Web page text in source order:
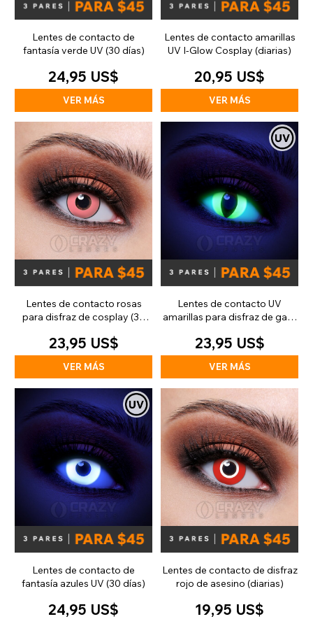
Lentes de contacto de
fantasía verde UV (30 días)
24,95 US$
VER MÁS
Lentes de contacto amarillas
UV I-Glow Cosplay (diarias)
20,95 US$
VER MÁS
Lentes de contacto rosas
para disfraz de cosplay (30
23,95 US$
VER MÁS
Lentes de contacto UV
amarillas para disfraz de gato
23,95 US$
VER MÁS
Lentes de contacto de
fantasía azules UV (30 días)
24,95 US$
Lentes de contacto de disfraz
rojo de asesino (diarias)
19,95 US$